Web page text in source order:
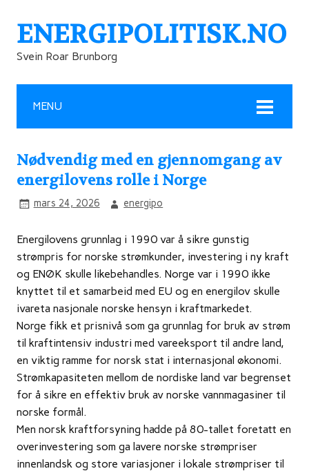
ENERGIPOLITISK.NO
Svein Roar Brunborg
MENU
Nødvendig med en gjennomgang av
energilovens rolle i Norge
mars 24, 2026 energipo
Energilovens grunnlag i 1990 var å sikre gunstig
strømpris for norske strømkunder, investering i ny kraft
og ENØK skulle likebehandles. Norge var i 1990 ikke
knyttet til et samarbeid med EU og en energilov skulle
ivareta nasjonale norske hensyn i kraftmarkedet.
Norge fikk et prisnivå som ga grunnlag for bruk av strøm
til kraftintensiv industri med vareeksport til andre land,
en viktig ramme for norsk stat i internasjonal økonomi.
Strømkapasiteten mellom de nordiske land var begrenset
for å sikre en effektiv bruk av norske vannmagasiner til
norske formål.
Men norsk kraftforsyning hadde på 80-tallet foretatt en
overinvestering som ga lavere norske strømpriser
innenlandsk og store variasjoner i lokale strømpriser til